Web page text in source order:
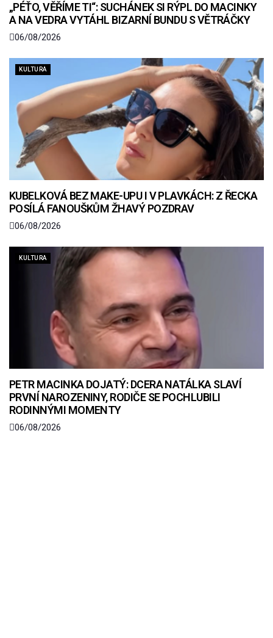
„PÉŤO, VĚŘÍME TI“: SUCHÁNEK SI RÝPL DO MACINKY
A NA VEDRA VYTÁHL BIZARNÍ BUNDU S VĚTRÁČKY
06/08/2026
KULTURA
KUBELKOVÁ BEZ MAKE-UPU I V PLAVKÁCH: Z ŘECKA
POSÍLÁ FANOUŠKŮM ŽHAVÝ POZDRAV
06/08/2026
KULTURA
PETR MACINKA DOJATÝ: DCERA NATÁLKA SLAVÍ
PRVNÍ NAROZENINY, RODIČE SE POCHLUBILI
RODINNÝMI MOMENTY
06/08/2026